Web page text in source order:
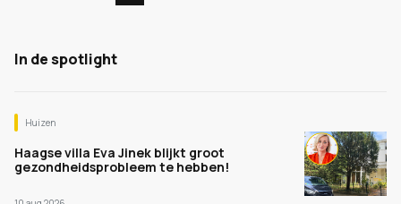
In de spotlight
Huizen
Haagse villa Eva Jinek blijkt groot
gezondheidsprobleem te hebben!